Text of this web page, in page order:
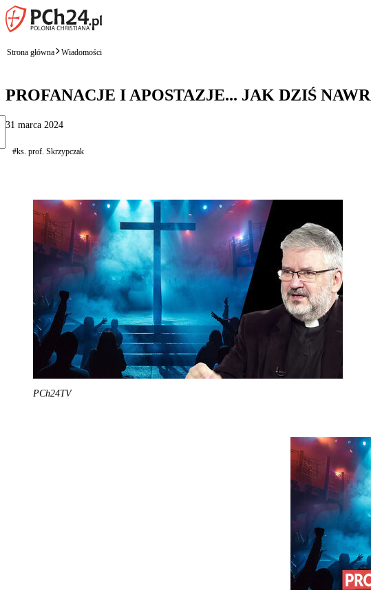
Strona główna Wiadomości
PROFANACJE I APOSTAZJE... JAK DZIŚ
31 marca 2024
#ks. prof. Skrzypczak
PCh24TV